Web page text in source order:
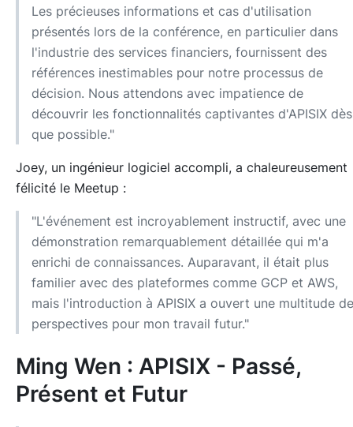
Les précieuses informations et cas d'utilisation
présentés lors de la conférence, en particulier dans
l'industrie des services financiers, fournissent des
références inestimables pour notre processus de
décision. Nous attendons avec impatience de
découvrir les fonctionnalités captivantes d'APISIX dès
que possible."
Joey, un ingénieur logiciel accompli, a chaleureusement
félicité le Meetup :
"L'événement est incroyablement instructif, avec une
démonstration remarquablement détaillée qui m'a
enrichi de connaissances. Auparavant, il était plus
familier avec des plateformes comme GCP et AWS,
mais l'introduction à APISIX a ouvert une multitude de
perspectives pour mon travail futur."
Ming Wen : APISIX - Passé,
Présent et Futur